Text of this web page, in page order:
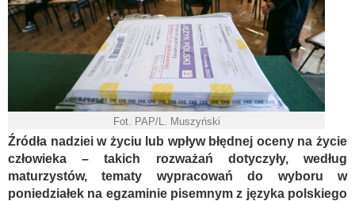
Fot. PAP/L. Muszyński
Źródła nadziei w życiu lub wpływ błędnej oceny na życie
człowieka – takich rozważań dotyczyły, według
maturzystów, tematy wypracowań do wyboru w
poniedziałek na egzaminie pisemnym z języka polskiego